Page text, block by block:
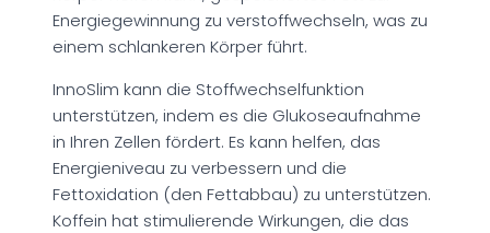
Energiegewinnung zu verstoffwechseln, was zu
einem schlankeren Körper führt.
InnoSlim kann die Stoffwechselfunktion
unterstützen, indem es die Glukoseaufnahme
in Ihren Zellen fördert. Es kann helfen, das
Energieniveau zu verbessern und die
Fettoxidation (den Fettabbau) zu unterstützen.
Koffein hat stimulierende Wirkungen, die das